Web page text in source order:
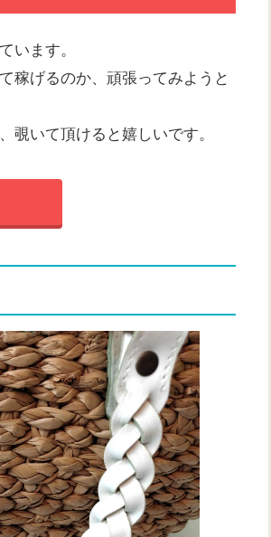
います。
稼げるのか、頑張ってみようと
覗いて頂けると嬉しいです。